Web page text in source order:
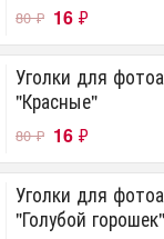
80₽ 16 ₽
Уголки для
"Красные"
80₽ 16 ₽
Уголки для
"Голубой горошек"